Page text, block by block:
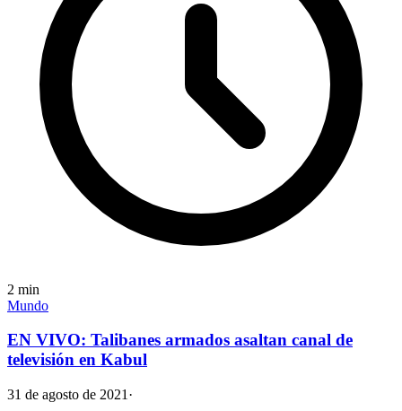
2 min
Mundo
EN VIVO: Talibanes armados asaltan canal de
televisión en Kabul
31 de agosto de 2021 ·